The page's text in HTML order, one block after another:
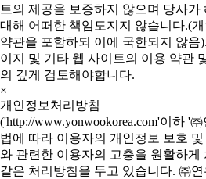
트의 제공을 보증하지 않으며 당사가
대해 어떠한 책임도지지 않습니다.(
약관을 포함하되 이에 국한되지 않음
이지 및 기타 웹 사이트의 이용 약관
의 깊게 검토해야합니다.
×
개인정보처리방침
('http://www.yonwookorea.com'이하 '
법에 따라 이용자의 개인정보 보호
와 관련한 이용자의 고충을 원활하게
같은 처리방침을 두고 있습니다. ㈜